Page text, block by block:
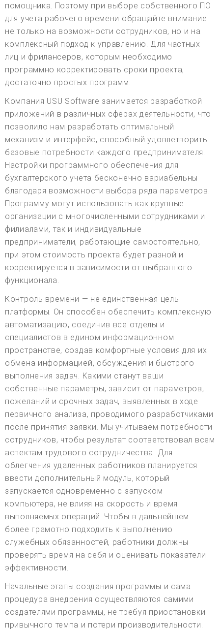
помощника. Поэтому при выборе собственного ПО
для учета рабочего времени обращайте внимание
не только на возможности сотрудников, но и на
комплексный подход к управлению. Для частных
лиц и фрилансеров, которым необходимо
программно корректировать сроки проекта,
достаточно простых программ.
Компания USU Software занимается разработкой
приложений в различных сферах деятельности, что
позволило нам разработать оптимальный
механизм и интерфейс, способный удовлетворить
базовые потребности каждого предпринимателя.
Настройки программного обеспечения для
бухгалтерского учета бесконечно вариабельны
благодаря возможности выбора ряда параметров.
Программу могут использовать как крупные
организации с многочисленными сотрудниками и
филиалами, так и индивидуальные
предприниматели, работающие самостоятельно,
при этом стоимость проекта будет разной и
корректируется в зависимости от выбранного
функционала.
Контроль времени — не единственная цель
платформы. Он способен обеспечить комплексную
автоматизацию, соединив все отделы и
специалистов в едином информационном
пространстве, создав комфортные условия для их
обмена информацией, обсуждения и быстрого
выполнения задач. Какими станут ваши
собственные параметры, зависит от параметров,
пожеланий и срочных задач, выявленных в ходе
первичного анализа, проводимого разработчиками
после принятия заявки. Мы учитываем потребности
сотрудников, чтобы результат соответствовал всем
аспектам трудового сотрудничества. Для
облегчения удаленных работников планируется
ввести дополнительный модуль, который
запускается одновременно с запуском
компьютера, не влияя на скорость и время
выполняемых операций. Чтобы в дальнейшем
более грамотно подходить к выполнению
служебных обязанностей, работники должны
проверять время на себя и оценивать показатели
эффективности.
Начальные этапы создания программы и сама
процедура внедрения осуществляются самими
создателями программы, не требуя приостановки
привычного темпа и потери производительности.